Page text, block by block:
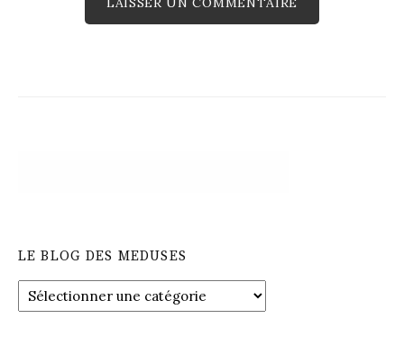
LE BLOG DES MEDUSES
LE
BLOG